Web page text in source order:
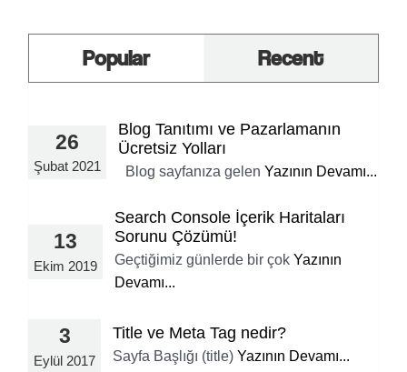
Popular Recent
26
Şubat 2021
Blog Tanıtımı ve Pazarlamanın
Ücretsiz Yolları
Blog sayfanıza gelen Yazının Devamı...
13
Ekim 2019
Search Console İçerik Haritaları
Sorunu Çözümü!
Geçtiğimiz günlerde bir çok Yazının
Devamı...
3
Eylül 2017
Title ve Meta Tag nedir?
Sayfa Başlığı (title) Yazının Devamı...